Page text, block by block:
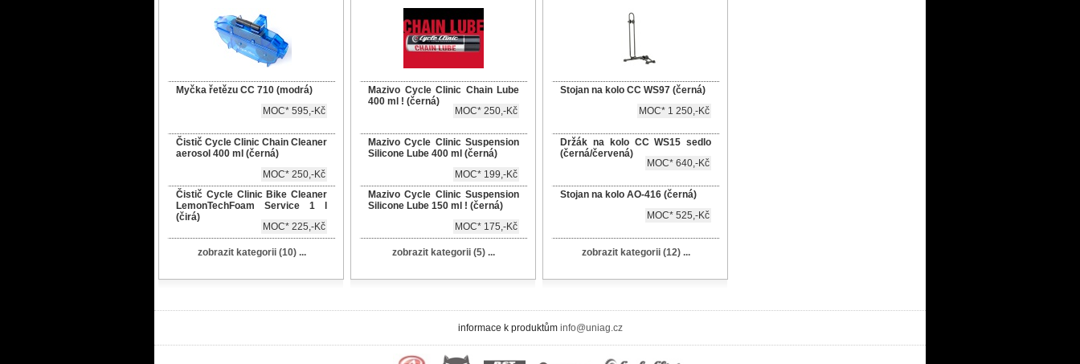
Myčka řetězu CC 710 (modrá)
MOC* 595,-Kč
Čistič Cycle Clinic Chain Cleaner
aerosol 400 ml (černá)
MOC* 250,-Kč
Čistič Cycle Clinic Bike Cleaner
LemonTechFoam Service 1 l
(čirá)
MOC* 225,-Kč
zobrazit kategorii (10) ...
Mazivo Cycle Clinic Chain Lube
400 ml ! (černá)
MOC* 250,-Kč
Mazivo Cycle Clinic Suspension
Silicone Lube 400 ml (černá)
MOC* 199,-Kč
Mazivo Cycle Clinic Suspension
Silicone Lube 150 ml ! (černá)
MOC* 175,-Kč
zobrazit kategorii (5) ...
Stojan na kolo CC WS97 (černá)
MOC* 1 250,-Kč
Držák na kolo CC WS15 sedlo
(černá/červená)
MOC* 640,-Kč
Stojan na kolo AO-416 (černá)
MOC* 525,-Kč
zobrazit kategorii (12) ...
informace k produktům info@uniag.cz